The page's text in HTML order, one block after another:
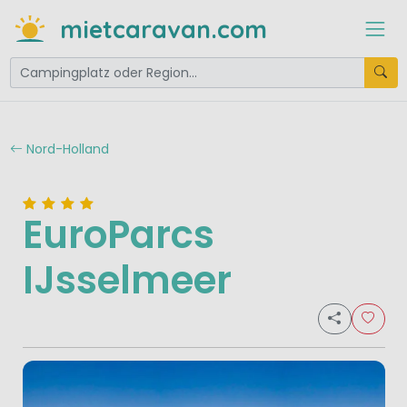
mietcaravan.com
Nord-Holland
EuroParcs
IJsselmeer